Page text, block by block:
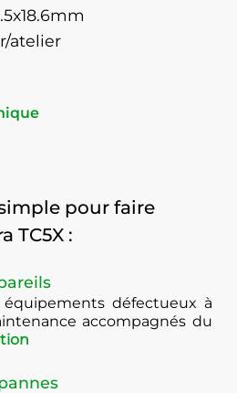
atelier
pour faire
TC5X :
équipements défectueux à
accompagnés du